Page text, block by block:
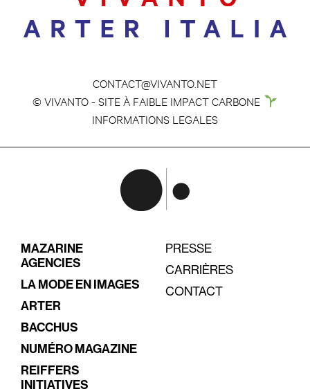
CONTACT@VIVANTO.NET
© VIVANTO - SITE À FAIBLE IMPACT CARBONE
INFORMATIONS LEGALES
MAZARINE
AGENCIES
LA MODE EN IMAGES
ARTER
BACCHUS
NUMÉRO MAGAZINE
REIFFERS
INITIATIVES
PRESSE
CARRIÈRES
CONTACT